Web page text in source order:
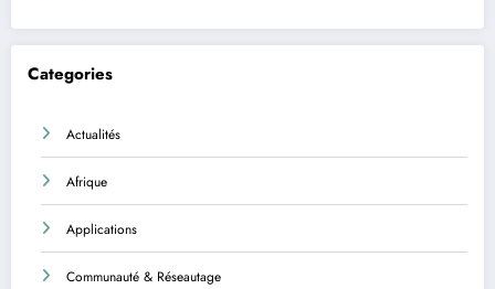
Categories
Actualités
Afrique
Applications
Communauté & Réseautage